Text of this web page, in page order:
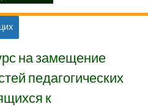
на замещение
педагогических
к